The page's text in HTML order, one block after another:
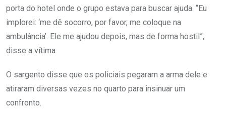
porta do hotel onde o grupo estava para buscar ajuda. “Eu
implorei: ‘me dê socorro, por favor, me coloque na
ambulância’. Ele me ajudou depois, mas de forma hostil”,
disse a vítima.
O sargento disse que os policiais pegaram a arma dele e
atiraram diversas vezes no quarto para insinuar um
confronto.